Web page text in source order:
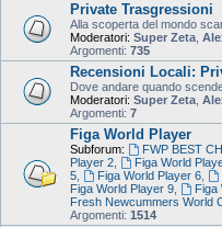
Private Trasgressioni
Alla scoperta del mondo
Moderatori: Super Zeta
Argomenti: 735
Recensioni Locali:
Dove andare quando
Moderatori: Super Zeta
Argomenti: 7
Figa World Player
Subforum: FWP BEST
Player 2
Figa World
5
Figa World Player 6,
Figa World Player 9
Figa
Fresh Newcummers World
Argomenti: 1514